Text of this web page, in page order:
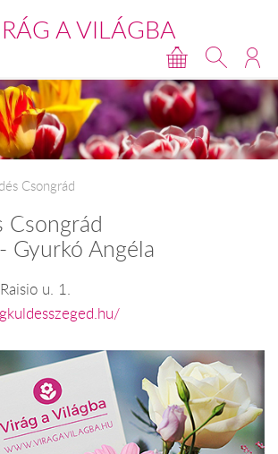
A VILÁGBA
Csongrád
Csongrád
Gyurkó Angéla
u. 1.